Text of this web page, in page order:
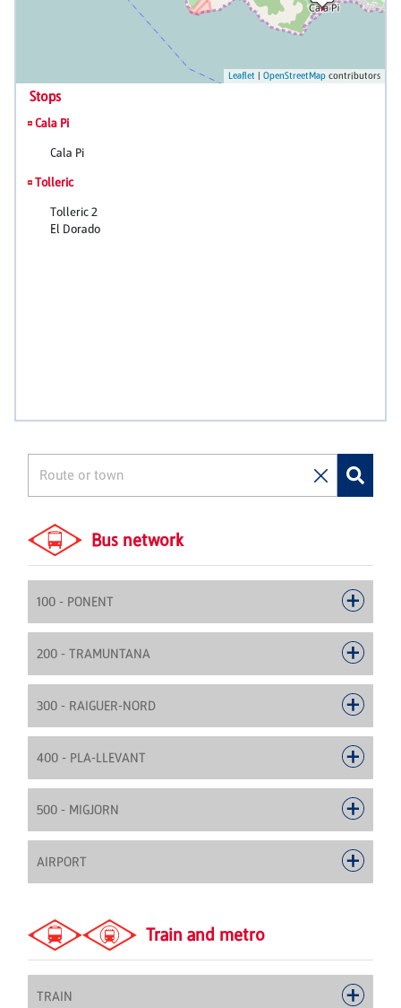
Bus network
100 - PONENT
200 - TRAMUNTANA
300 - RAIGUER-NORD
400 - PLA-LLEVANT
500 - MIGJORN
AIRPORT
Train and metro
TRAIN